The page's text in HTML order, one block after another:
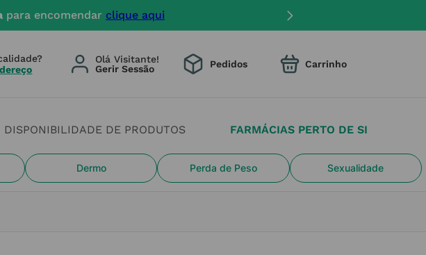
para encomendar clique aqui
DISPONIBILIDADE DE PRODUTOS FARMÁCIAS PERTO DE SI
Dermo Perda de Peso Sexualidade
Olá Visitante! Pedidos